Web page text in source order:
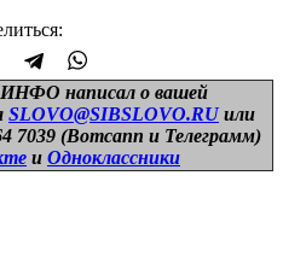
написал о вашей
SLOVO@SIBSLOVO.RU или
7039 (Вотсапп и Телеграмм)
и Одноклассники